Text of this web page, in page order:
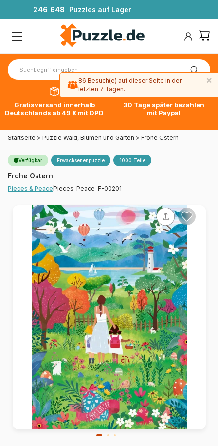
246 648 Puzzles auf Lager
Gratisversand innerhalb
Deutschlands ab 49 € mit DPD
30 Tage später bezahlen
mit Paypal
Startseite > Puzzle Wald, Blumen und Gärten > Frohe Ostern
Verfügbar Erwachsenenpuzzle 1000 Teile
Frohe Ostern
Pieces & PeacePieces-Peace-F-00201
×
86 Besuch(e) auf dieser Seite in den
letzten 7 Tagen.